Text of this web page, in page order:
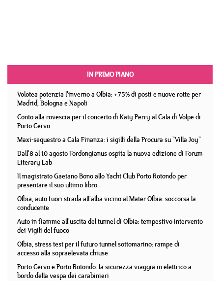
IN PRIMO PIANO
Volotea potenzia l'inverno a Olbia: +75% di posti e nuove rotte per
Madrid, Bologna e Napoli
Conto alla rovescia per il concerto di Katy Perry al Cala di Volpe di
Porto Cervo
Maxi-sequestro a Cala Finanza: i sigilli della Procura su "Villa Joy"
Dall'8 al 10 agosto Fordongianus ospita la nuova edizione di Forum
Literary Lab
Il magistrato Gaetano Bono allo Yacht Club Porto Rotondo per
presentare il suo ultimo libro
Olbia, auto fuori strada all'alba vicino al Mater Olbia: soccorsa la
conducente
Auto in fiamme all'uscita del tunnel di Olbia: tempestivo intervento
dei Vigili del fuoco
Olbia, stress test per il futuro tunnel sottomarino: rampe di
accesso alla sopraelevata chiuse
Porto Cervo e Porto Rotondo: la sicurezza viaggia in elettrico a
bordo della vespa dei carabinieri